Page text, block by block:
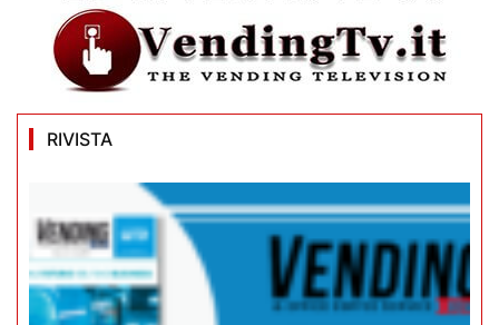
RIVISTA